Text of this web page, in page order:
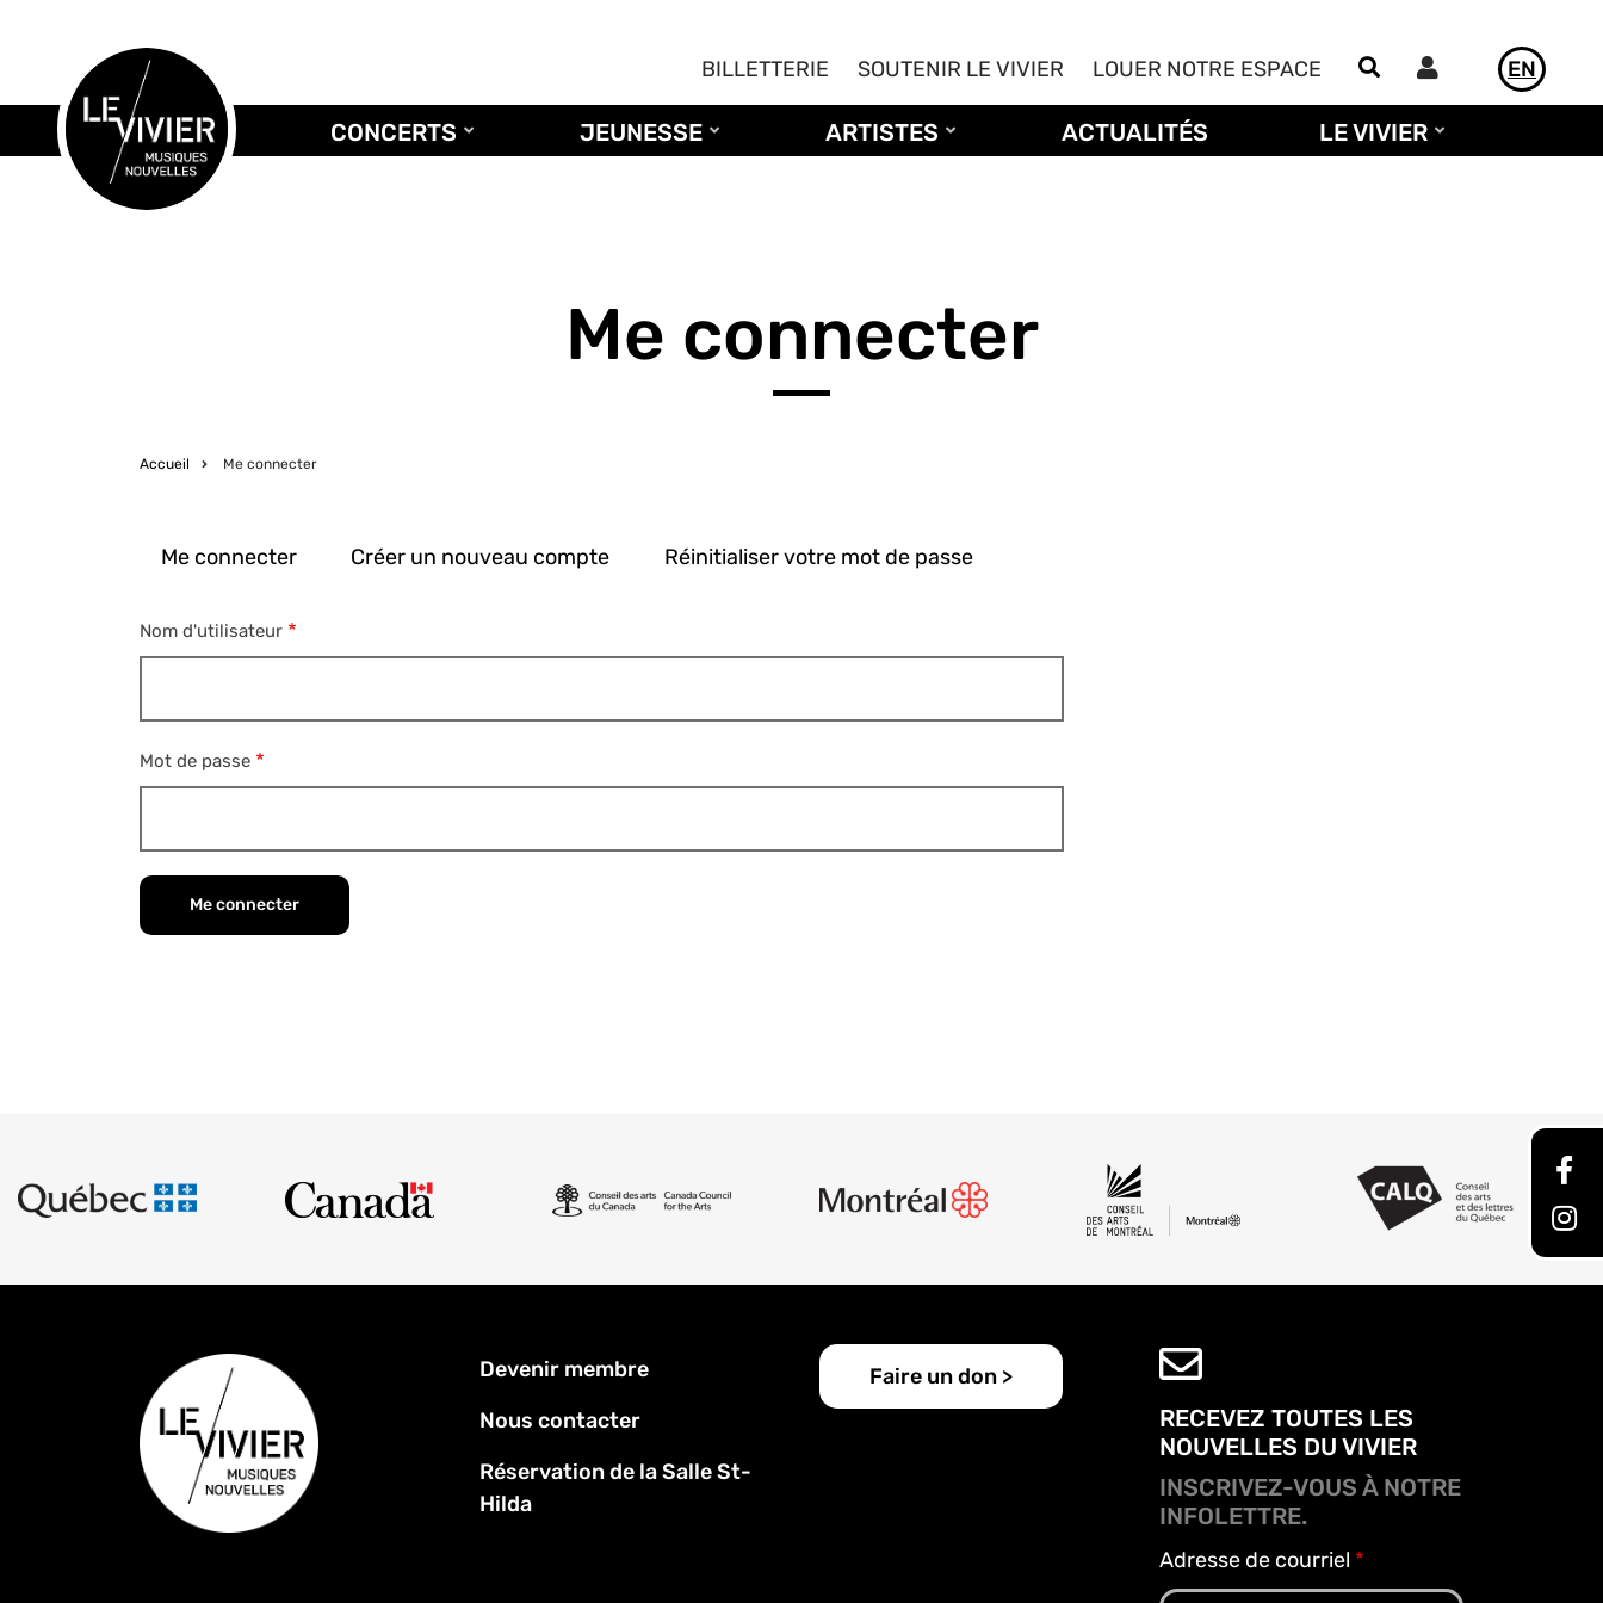
contenu
principal
BILLETTERIE SOUTENIR LE VIVIER LOUER NOTRE ESPACE UtilisateurEN
CONCERTS JEUNESSE ARTISTES ACTUALITÉS LE VIVIER
Me connecter
d'Ariane
Accueil Me connecter
tabs
Me connecter Créer un nouveau compte Réinitialiser votre mot de passe
Nom d'utilisateur
Mot de passe
Menu
Pied
de
page
Devenir membre
Nous contacter
Réservation de la Salle St-
Hilda
Faire un don >
RECEVEZ TOUTES LES
NOUVELLES DU VIVIER
INSCRIVEZ-VOUS À NOTRE
INFOLETTRE.
Adresse de courriel